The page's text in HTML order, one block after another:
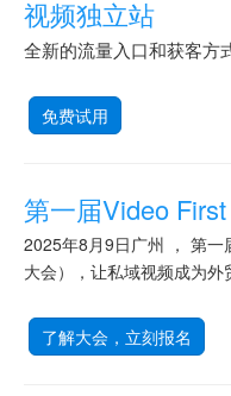
视频独立站
全新的流量入口和获客方
免费试用
第一届Video
2025年8月9日广州 ， 第
大会），让私域视频成为
了解大会，立刻报名